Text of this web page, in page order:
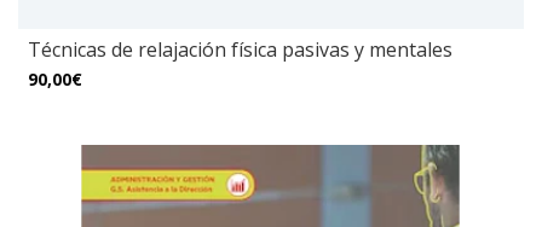
Técnicas de relajación física pasivas y mentales
90,00€